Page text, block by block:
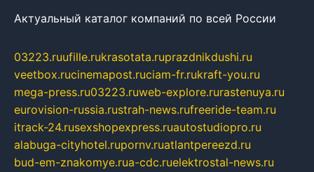
Актуальный каталог компаний по всей России
03223.ruufille.rukrasotata.ruprazdnikdushi.ru
veetbox.rucinemapost.ruciam-fr.rukraft-you.ru
mega-press.ru03223.ruweb-explore.rurastenuya.ru
eurovision-russia.rustrah-news.rufreeride-team.ru
itrack-24.rusexshopexpress.ruautostudiopro.ru
alabuga-cityhotel.rupornv.ruatlantpereezd.ru
bud-em-znakomye.rua-cdc.ruelektrostal-news.ru